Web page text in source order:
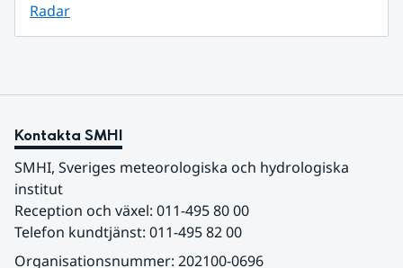
Radar
Kontakta SMHI
SMHI, Sveriges meteorologiska och hydrologiska
institut
Reception och växel: 011-495 80 00
Telefon kundtjänst: 011-495 82 00
Organisationsnummer: 202100-0696